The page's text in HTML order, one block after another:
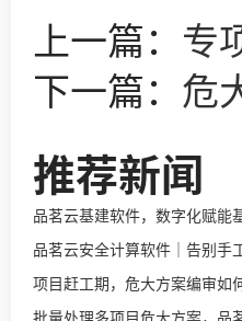
上一篇： 专
下一篇： 危
推荐新闻
品茗云基建软件，数字化赋能
品茗云安全计算软件｜告别手
项目赶工期，危大方案编审如
批量处理多项目危大方案，品